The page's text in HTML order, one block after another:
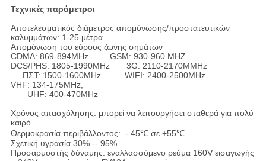
Τεχνικές παράμετροι
Αποτελεσματικός διάμετρος απομόνωσης/προστατευτικών
καλυμμάτων: 1-25 μέτρα
Απομόνωση του εύρους ζώνης σημάτων
CDMA: 869-894MHz GSM: 930-960 MHZ
DCS/PHS: 1805-1990MHz 3G: 2110-2170MMHz
ΠΣΤ: 1500-1600MHz WIFI: 2400-2500MHz
VHF: 134-175MHz,
UHF: 400-470MHz
Χρόνος απασχόλησης: μπορεί να λειτουργήσει σταθερά για πολύ
καιρό
Θερμοκρασία περιβάλλοντος: - 45℃ σε +55℃
Σχετική υγρασία 30% -- 95%
Προσαρμοστής δύναμης: εναλλασσόμενο ρεύμα 160V εισαγωγής